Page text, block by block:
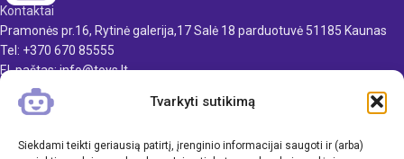
Tvarkyti sutikimą
Siekdami teikti geriausią patirtį, įrenginio informacijai saugoti ir (arba)
Kontaktai
Pramonės pr.16, Rytinė galerija,17 Salė 18 parduotuvė 51185 Kaunas
Tel: +370 670 85555
El. paštas: info@toys.lt
TOYS.LT
KLIENTAMS